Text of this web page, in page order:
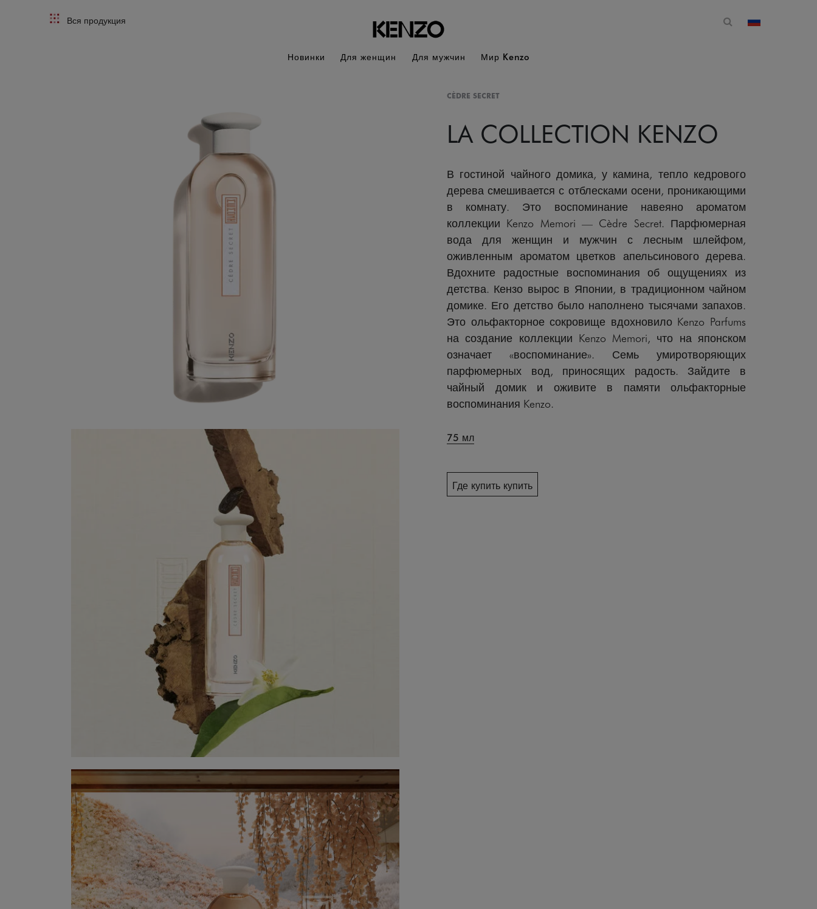
Вся продукция
Открытая форма
изменить
Новинки Для женщин Для мужчин Мир Kenzo
CÈDRE SECRET
LA COLLECTION KENZO
В гостиной чайного домика, у камина, тепло кедрового
дерева смешивается с отблесками осени, проникающими
в комнату. Это воспоминание навеяно ароматом
коллекции Kenzo Memori — Cèdre Secret. Парфюмерная
вода для женщин и мужчин с лесным шлейфом,
оживленным ароматом цветков апельсинового дерева.
Вдохните радостные воспоминания об ощущениях из
детства. Кензо вырос в Японии, в традиционном чайном
домике. Его детство было наполнено тысячами запахов.
Это ольфакторное сокровище вдохновило Kenzo Parfums
на создание коллекции Kenzo Memori, что на японском
означает «воспоминание». Семь умиротворяющих
парфюмерных вод, приносящих радость. Зайдите в
чайный домик и оживите в памяти ольфакторные
воспоминания Kenzo.
75 мл
Где купить купить